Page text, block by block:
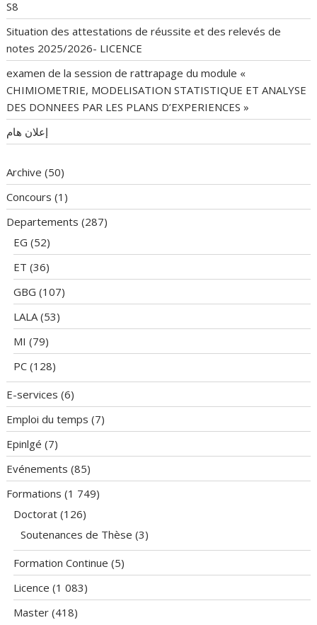
S8
Situation des attestations de réussite et des relevés de
notes 2025/2026- LICENCE
examen de la session de rattrapage du module «
CHIMIOMETRIE, MODELISATION STATISTIQUE ET ANALYSE
DES DONNEES PAR LES PLANS D’EXPERIENCES »
إعلان هام
Archive (50)
Concours (1)
Departements (287)
EG (52)
ET (36)
GBG (107)
LALA(53)
MI (79)
PC (128)
E-services (6)
Emploi du temps (7)
Epinlgé (7)
Evénements (85)
Formations (1 749)
Doctorat (126)
Soutenances de Thèse (3)
Formation Continue (5)
Licence (1 083)
Master (418)